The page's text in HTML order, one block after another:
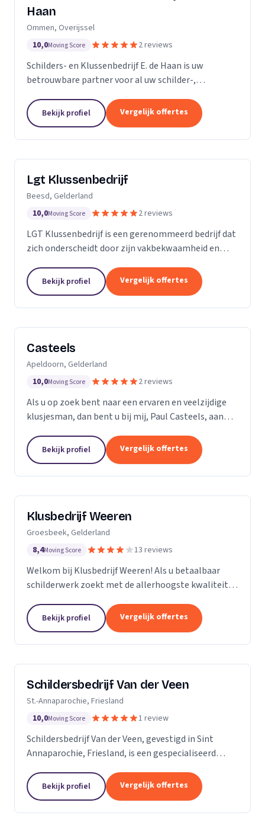
Haan
Ommen, Overijssel
10,0Moving Score 2 reviews
Schilders- en Klussenbedrijf E. de Haan is uw
betrouwbare partner voor al uw schilder-,
in november 2007, hebben we ons onderscheiden
door onze...
Bekijk profiel Vergelijk offertes
Lgt Klussenbedrijf
Beesd, Gelderland
10,0Moving Score 2 reviews
LGT Klussenbedrijf is een gerenommeerd bedrijf dat
zich onderscheidt door zijn vakbekwaamheid en
ervaren professionals die elk een specifieke taak...
Bekijk profiel Vergelijk offertes
Casteels
Apeldoorn, Gelderland
10,0Moving Score 2 reviews
Als u op zoek bent naar een ervaren en veelzijdige
klusjesman, dan bent u bij mij, Paul Casteels, aan
klussenbedrijf en heb ik een breed scala aan...
Bekijk profiel Vergelijk offertes
Klusbedrijf Weeren
Groesbeek, Gelderland
8,4Moving Score 13 reviews
Welkom bij Klusbedrijf Weeren! Als u betaalbaar
schilderwerk zoekt met de allerhoogste kwaliteit
kwaliteit omdat schilderwerk onze passie is, dit
ziet...
Bekijk profiel Vergelijk offertes
Schildersbedrijf Van der Veen
St.-Annaparochie, Friesland
10,0Moving Score 1 review
Schildersbedrijf Van der Veen, gevestigd in Sint
Annaparochie, Friesland, is een gespecialiseerd
teruggaat tot 2010. Wij zijn voortgekomen uit het...
Bekijk profiel Vergelijk offertes